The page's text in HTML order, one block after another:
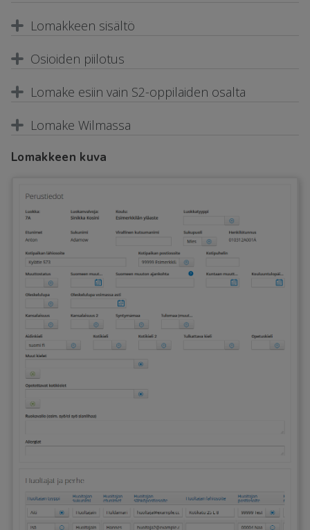
Lomakkeen sisältö
Osioiden piilotus
Lomake esiin vain S2-oppilaiden osalta
Lomake Wilmassa
Lomakkeen kuva